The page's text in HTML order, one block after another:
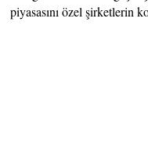
piyasasını özel şirketlerin